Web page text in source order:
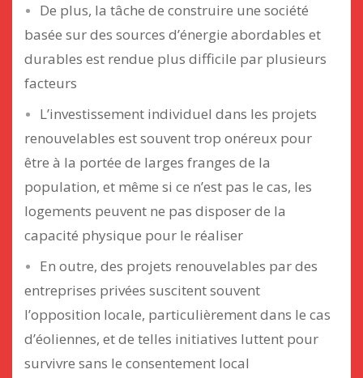
De plus, la tâche de construire une société
basée sur des sources d’énergie abordables et
durables est rendue plus difficile par plusieurs
facteurs
L’investissement individuel dans les projets
renouvelables est souvent trop onéreux pour
être à la portée de larges franges de la
population, et même si ce n’est pas le cas, les
logements peuvent ne pas disposer de la
capacité physique pour le réaliser
En outre, des projets renouvelables par des
entreprises privées suscitent souvent
l’opposition locale, particulièrement dans le cas
d’éoliennes, et de telles initiatives luttent pour
survivre sans le consentement local